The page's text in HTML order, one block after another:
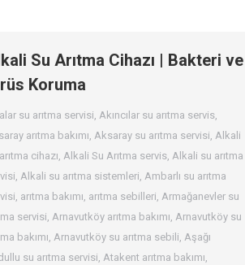
Su Arıtma Cihazı | Bakteri ve
Koruma
su arıtma servisi, Akıncılar su arıtma servis,
arıtma bakımı, Aksaray su arıtma servisi, Alkali
cihazı, Alkali Su Arıtma servis, Alkali su arıtma
, Alkali su arıtma sistemleri, Ambarlı su arıtma
, arıtma bakımı, arıtma sebilleri, Armağanevler su
servisi, Arnavutköy arıtma bakımı, Arnavutköy su
bakımı, Arnavutköy su arıtma sebili, Aşağı
su arıtma servisi, Atakent arıtma bakımı,